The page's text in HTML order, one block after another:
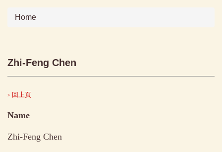
Home
Zhi-Feng Chen
> 回上頁
Name
Zhi-Feng Chen